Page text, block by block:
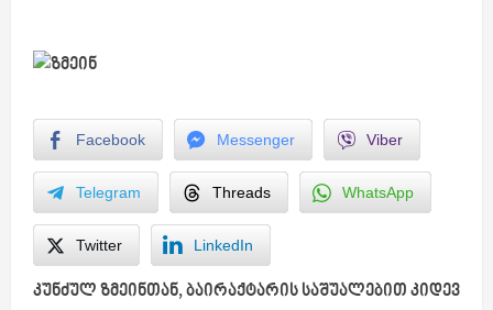
Facebook Messenger Viber
Telegram Threads WhatsApp
Twitter LinkedIn
კუნძულ ზმეინთან, ბაირაქტარის საშუალებით კიდევ